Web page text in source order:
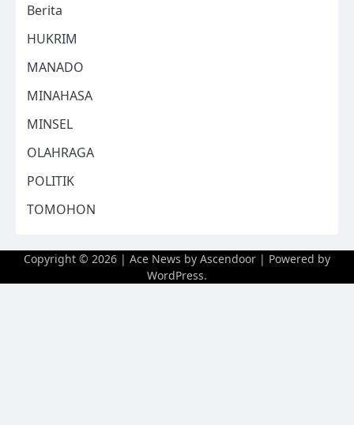
Berita
HUKRIM
MANADO
MINAHASA
MINSEL
OLAHRAGA
POLITIK
TOMOHON
Copyright © 2026 | Ace News by Ascendoor | Powered by
WordPress.